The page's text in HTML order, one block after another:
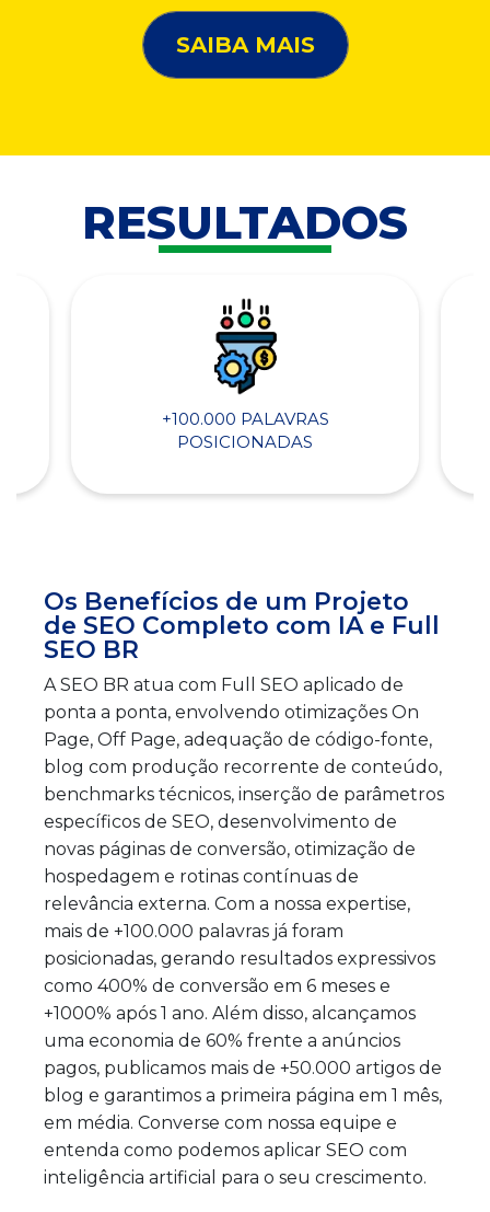
SAIBA MAIS
RESULTADOS
+100.000 PALAVRAS
POSICIONADAS
Os Benefícios de um Projeto
de SEO Completo com IA e Full
SEO BR
A SEO BR atua com Full SEO aplicado de
ponta a ponta, envolvendo otimizações On
Page, Off Page, adequação de código-fonte,
blog com produção recorrente de conteúdo,
benchmarks técnicos, inserção de parâmetros
específicos de SEO, desenvolvimento de
novas páginas de conversão, otimização de
hospedagem e rotinas contínuas de
relevância externa. Com a nossa expertise,
mais de +100.000 palavras já foram
posicionadas, gerando resultados expressivos
como 400% de conversão em 6 meses e
+1000% após 1 ano. Além disso, alcançamos
uma economia de 60% frente a anúncios
pagos, publicamos mais de +50.000 artigos de
blog e garantimos a primeira página em 1 mês,
em média. Converse com nossa equipe e
entenda como podemos aplicar SEO com
inteligência artificial para o seu crescimento.